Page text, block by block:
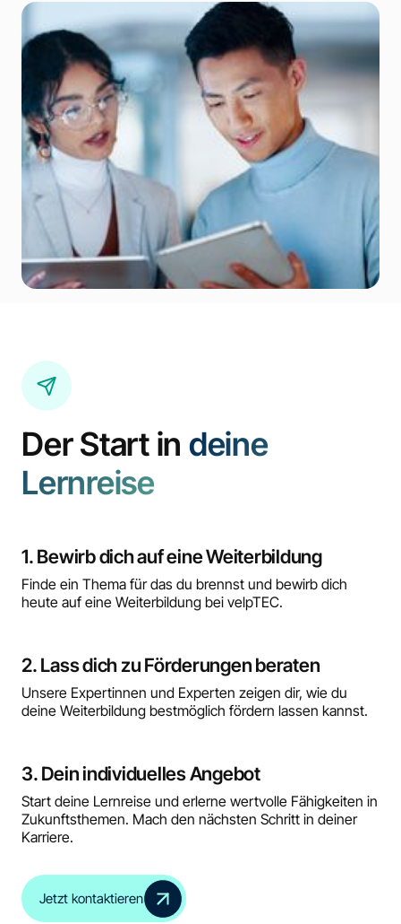
Der Start in deine
Lernreise
1. Bewirb dich auf eine Weiterbildung
Finde ein Thema für das du brennst und bewirb dich
heute auf eine Weiterbildung bei velpTEC.
2. Lass dich zu Förderungen beraten
Unsere Expertinnen und Experten zeigen dir, wie du
deine Weiterbildung bestmöglich fördern lassen kannst.
3. Dein individuelles Angebot
Start deine Lernreise und erlerne wertvolle Fähigkeiten in
Zukunftsthemen. Mach den nächsten Schritt in deiner
Karriere.
Jetzt kontaktieren